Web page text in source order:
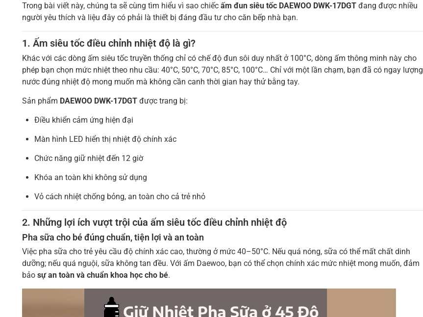
Trong bài viết này, chúng ta sẽ cùng tìm hiểu vì sao chiếc ấm đun siêu tốc DAEWOO DWK-17DGT đang được nhiều
người yêu thích và liệu đây có phải là thiết bị đáng đầu tư cho căn bếp nhà bạn.
1. Ấm siêu tốc điều chỉnh nhiệt độ là gì?
Khác với các dòng ấm siêu tốc truyền thống chỉ có chế độ đun sôi duy nhất ở 100°C, dòng ấm thông minh này cho
phép bạn chọn mức nhiệt theo nhu cầu: 40°C, 50°C, 70°C, 85°C, 100°C… Chỉ với một lần chạm, bạn đã có ngay lượng
nước đúng nhiệt độ mong muốn mà không cần canh thời gian hay thử bằng tay.
Sản phẩm DAEWOO DWK-17DGT được trang bị:
Điều khiển cảm ứng hiện đại
Màn hình LED hiển thị nhiệt độ chính xác
Chức năng giữ nhiệt đến 12 giờ
Khóa an toàn khi không sử dụng
Vỏ cách nhiệt chống bỏng, an toàn cho cả trẻ nhỏ
2. Những lợi ích vượt trội của ấm siêu tốc điều chỉnh nhiệt độ
Pha sữa cho bé đúng chuẩn, tiện lợi và an toàn
Việc pha sữa cho trẻ yêu cầu độ chính xác cao, thường ở mức 40–50°C. Nếu quá nóng, sữa có thể mất chất dinh
dưỡng; nếu quá nguội, sữa không tan đều. Với ấm Daewoo, bạn có thể chọn chính xác mức nhiệt mong muốn, đảm
bảo sự an toàn và chuẩn khoa học cho bé.